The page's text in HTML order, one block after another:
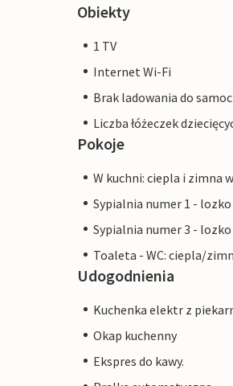
Obiekty
1 TV
Internet Wi-Fi
Brak ladowania do
Liczba łóżeczek
Pokoje
W kuchni: ciepla i zimna
Sypialnia numer 1 -
Sypialnia numer 3 -
Toaleta - WC: ciepla/
Udogodnienia
Kuchenka elektr z
Okap kuchenny
Ekspres do kawy.